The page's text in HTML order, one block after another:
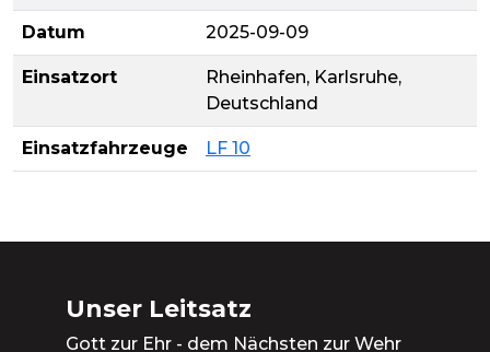
Datum 2025-09-09
Einsatzort
Rheinhafen, Karlsruhe,
Deutschland
Einsatzfahrzeuge LF 10
Unser Leitsatz
Gott zur Ehr - dem Nächsten zur Wehr